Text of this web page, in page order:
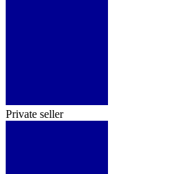
Private seller